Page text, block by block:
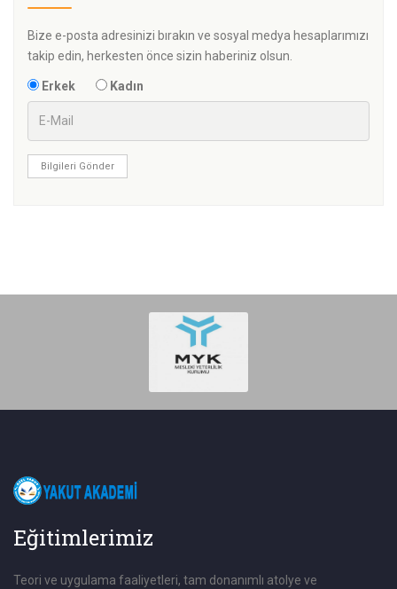
Bize e-posta adresinizi bırakın ve sosyal medya hesaplarımızı
takip edin, herkesten önce sizin haberiniz olsun.
Erkek Kadın
Bilgileri Gönder
Eğitimlerimiz
Teori ve uygulama faaliyetleri, tam donanımlı atolye ve